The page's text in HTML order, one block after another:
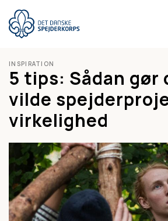
hovedindhold
INSPIRATION
5 tips: Sådan gør
vilde
virkelighed